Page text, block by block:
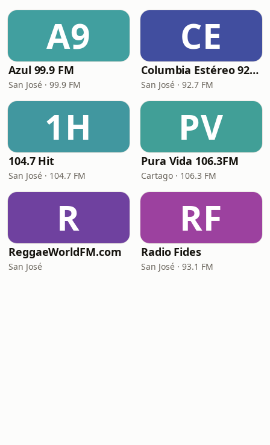
A9
Azul 99.9 FM
San José · 99.9 FM
CE
Columbia Estéreo 92.7 FM
San José · 92.7 FM
1H
104.7 Hit
San José · 104.7 FM
PV
Pura Vida 106.3FM
Cartago · 106.3 FM
R
ReggaeWorldFM.com
San José
RF
Radio Fides
San José · 93.1 FM